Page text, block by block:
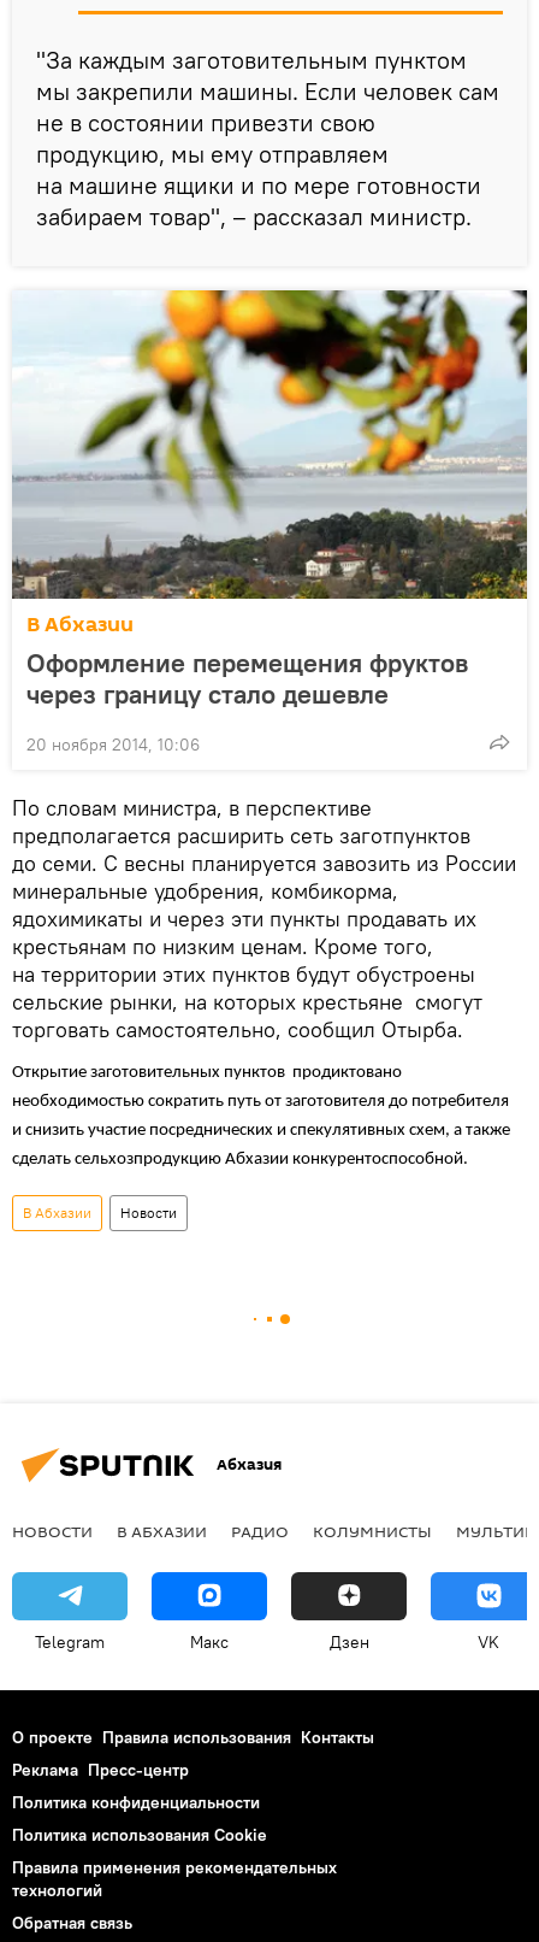
"За каждым заготовительным пунктом
мы закрепили машины. Если человек сам
не в состоянии привезти свою
продукцию, мы ему отправляем
на машине ящики и по мере готовности
забираем товар", – рассказал министр.
В Абхазии
Оформление перемещения фруктов
через границу стало дешевле
20 ноября 2014, 10:06
По словам министра, в перспективе
предполагается расширить сеть заготпунктов
до семи. С весны планируется завозить из России
минеральные удобрения, комбикорма,
ядохимикаты и через эти пункты продавать их
крестьянам по низким ценам. Кроме того,
на территории этих пунктов будут обустроены
сельские рынки, на которых крестьяне смогут
торговать самостоятельно, сообщил Отырба.
Открытие заготовительных пунктов продиктовано
необходимостью сократить путь от заготовителя до потребителя
и снизить участие посреднических и спекулятивных схем, а также
сделать сельхозпродукцию Абхазии конкурентоспособной.
В Абхазии Новости
Абхазия
НОВОСТИ В АБХАЗИИ РАДИО КОЛУМНИСТЫ
Telegram Макс Дзен VK
О проекте Правила использования Контакты
Реклама Пресс-центр
Политика конфиденциальности
Политика использования Cookie
Правила применения рекомендательных
технологий
Обратная связь